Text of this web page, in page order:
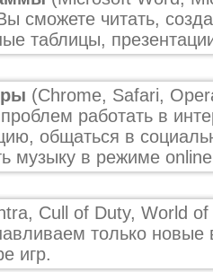
сможете читать,
таблицы,
(Chrome, Safari,
работать в
общаться в
музыку в режиме
Cull of Duty, World
только новые
игр.